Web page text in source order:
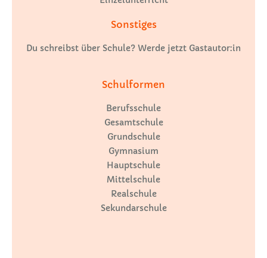
Sonstiges
Du schreibst über Schule? Werde jetzt Gastautor:in
Schulformen
Berufsschule
Gesamtschule
Grundschule
Gymnasium
Hauptschule
Mittelschule
Realschule
Sekundarschule